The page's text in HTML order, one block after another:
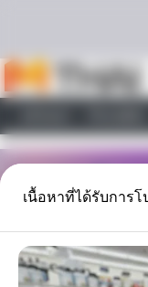
ไลฟ์สไตล์
เนื้อหาที่ได้รับการ